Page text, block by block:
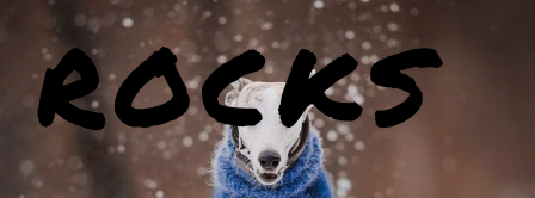
springenROCKS